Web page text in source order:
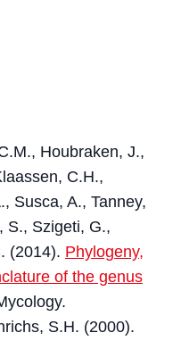
Houbraken, J.,
C.H.,
Susca, A., Tanney,
S., Szigeti, G.,
(2014). Phylogeny,
of the genus
S.H. (2000).